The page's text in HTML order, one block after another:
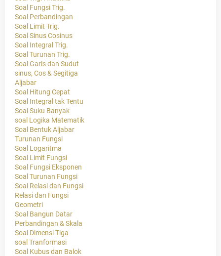
Soal Fungsi Trig.
Soal Perbandingan
Soal Limit Trig.
Soal Sinus Cosinus
Soal Integral Trig.
Soal Turunan Trig.
Soal Garis dan Sudut
sinus, Cos & Segitiga
Aljabar
Soal Hitung Cepat
Soal Integral tak Tentu
Soal Suku Banyak
soal Logika Matematik
Soal Bentuk Aljabar
Turunan Fungsi
Soal Logaritma
Soal Limit Fungsi
Soal Fungsi Eksponen
Soal Turunan Fungsi
Soal Relasi dan Fungsi
Relasi dan Fungsi
Geometri
Soal Bangun Datar
Perbandingan & Skala
Soal Dimensi Tiga
soal Tranformasi
Soal Kubus dan Balok